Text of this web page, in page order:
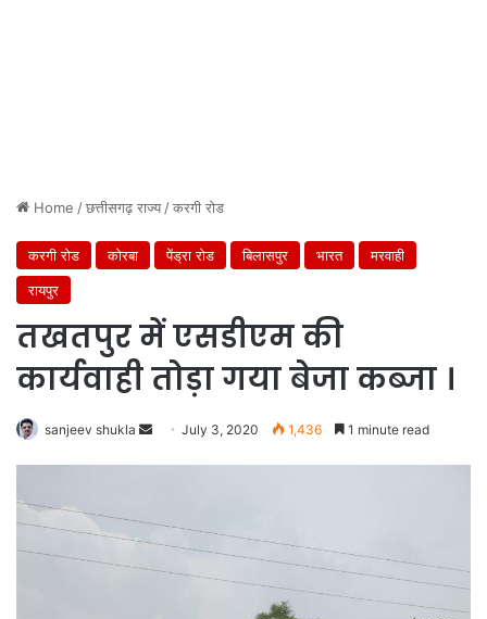
Home /छत्तीसगढ़ राज्य/करगी रोड
करगी रोड कोरबा पेंड्रा रोड बिलासपुर भारत
मरवाही
रायपुर
तखतपुर में एसडीएम की
कार्यवाही तोड़ा गया बेजा कब्जा ।
sanjeev shukla
SendJuly 3, 2020 1,436 1 minute read